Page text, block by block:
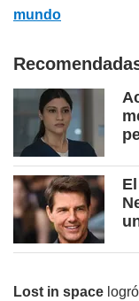
mundo
Lost in space